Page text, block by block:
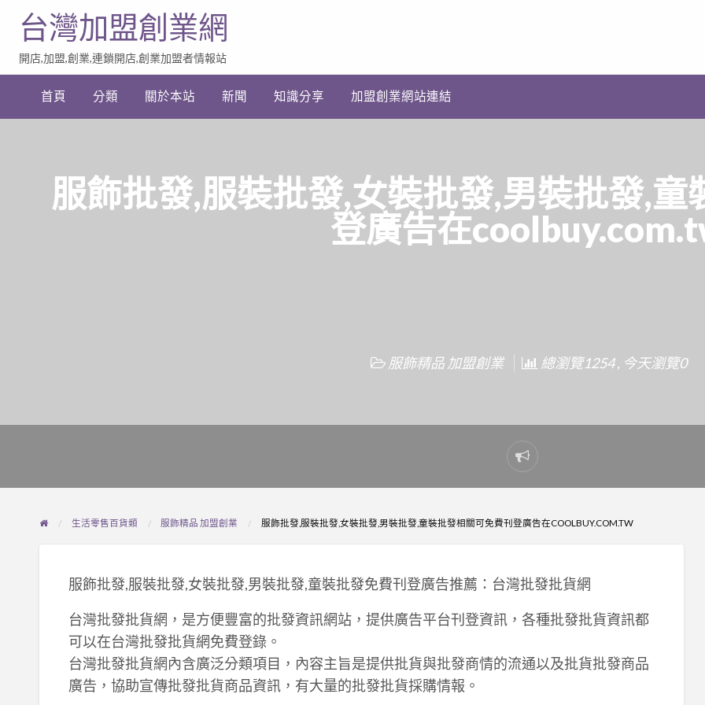
加
業
台灣加盟創業網
開店,加盟,創業,連鎖開店,創業加盟者情報站
首頁 分類 關於本站 新聞 知識分享 加盟創業網站連結
服飾批發,服裝批發,女裝批發,男裝批發,
登廣告在
服飾精品 加盟創業 總瀏覽1254 , 今天瀏覽0
Report
problem
生活零售百貨類 服飾精品 加盟創業 服飾批發,服裝批發,女裝批發,男裝批發,童裝批發相關可免費刊登廣告在COOLBUY.COM.TW
服飾批發,服裝批發,女裝批發,男裝批發,童裝批發免費刊登廣告推薦：台灣批發批貨網
台灣批發批貨網，是方便豐富的批發資訊網站，提供廣告平台刊登資訊，各種批發批貨資訊都
可以在台灣批發批貨網免費登錄。
台灣批發批貨網內含廣泛分類項目，內容主旨是提供批貨與批發商情的流通以及批貨批發商品
廣告，協助宣傳批發批貨商品資訊，有大量的批發批貨採購情報。